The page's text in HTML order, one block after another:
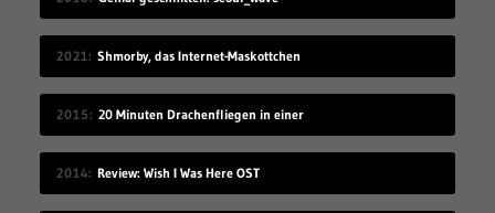
2021 Shmorby, das Internet-Maskottchen
2015 20 Minuten Drachenfliegen in einer
2014 Review: Wish I Was Here OST